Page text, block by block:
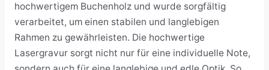
hochwertigem Buchenholz und wurde sorgfältig
verarbeitet, um einen stabilen und langlebigen
Rahmen zu gewährleisten. Die hochwertige
Lasergravur sorgt nicht nur für eine individuelle Note,